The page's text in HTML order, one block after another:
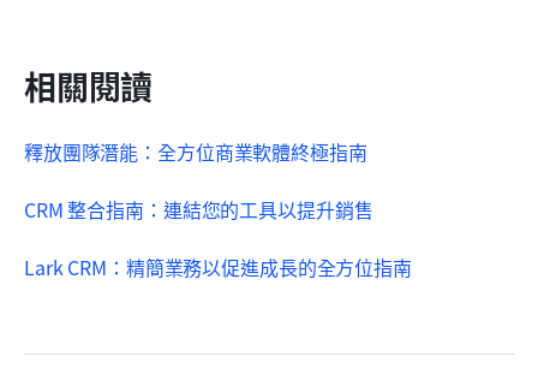
相關閱讀
釋放團隊潛能：全方位商業軟體終極指南
CRM 整合指南：連結您的工具以提升銷售
Lark CRM：精簡業務以促進成長的全方位指南